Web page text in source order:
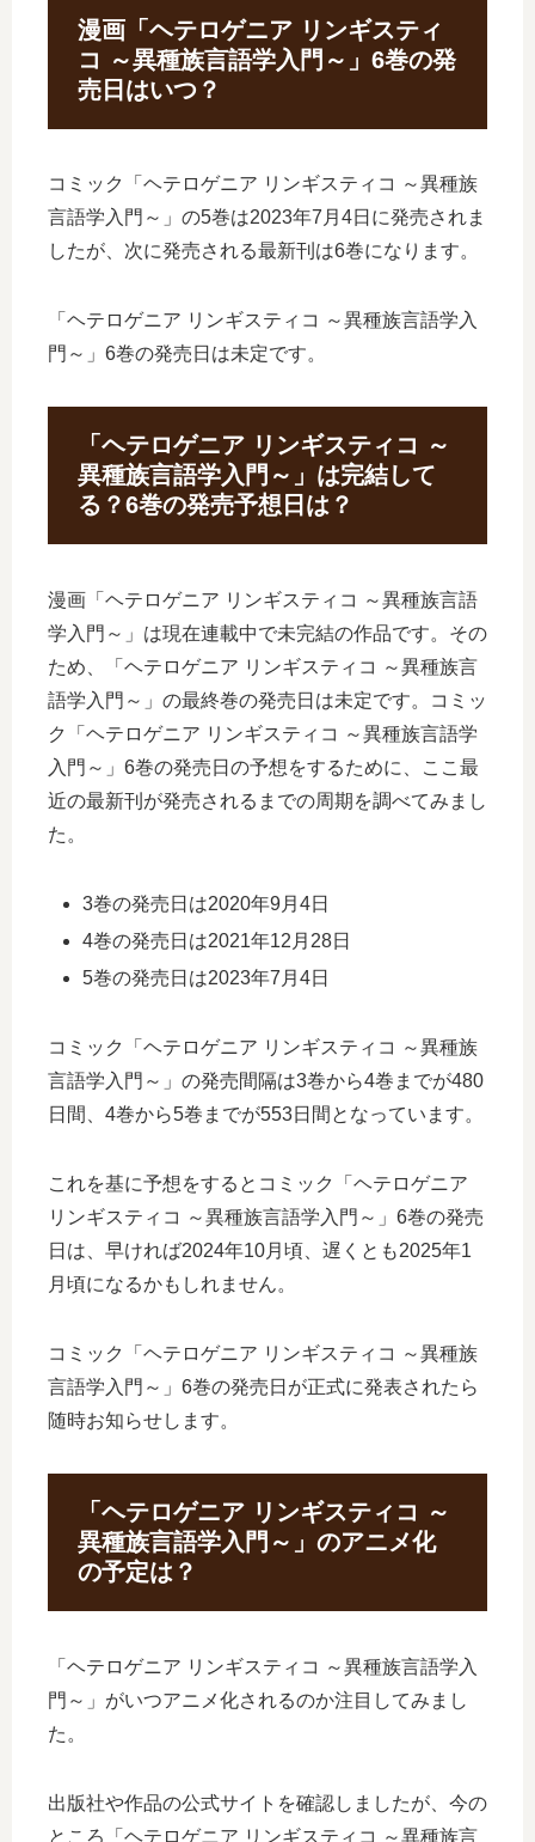
漫画「ヘテロゲニア リンギスティ
コ ～異種族言語学入門～」6巻の発
売日はいつ？
コミック「ヘテロゲニア リンギスティコ ～異種族
言語学入門～」の5巻は2023年7月4日に発売されま
したが、次に発売される最新刊は6巻になります。
「ヘテロゲニア リンギスティコ ～異種族言語学入
門～」6巻の発売日は未定です。
「ヘテロゲニア リンギスティコ ～
異種族言語学入門～」は完結して
る？6巻の発売予想日は？
漫画「ヘテロゲニア リンギスティコ ～異種族言語
学入門～」は現在連載中で未完結の作品です。その
ため、「ヘテロゲニア リンギスティコ ～異種族言
語学入門～」の最終巻の発売日は未定です。コミッ
ク「ヘテロゲニア リンギスティコ ～異種族言語学
入門～」6巻の発売日の予想をするために、ここ最
近の最新刊が発売されるまでの周期を調べてみまし
た。
3巻の発売日は2020年9月4日
4巻の発売日は2021年12月28日
5巻の発売日は2023年7月4日
コミック「ヘテロゲニア リンギスティコ ～異種族
言語学入門～」の発売間隔は3巻から4巻までが480
日間、4巻から5巻までが553日間となっています。
これを基に予想をするとコミック「ヘテロゲニア
リンギスティコ ～異種族言語学入門～」6巻の発売
日は、早ければ2024年10月頃、遅くとも2025年1
月頃になるかもしれません。
コミック「ヘテロゲニア リンギスティコ ～異種族
言語学入門～」6巻の発売日が正式に発表されたら
随時お知らせします。
「ヘテロゲニア リンギスティコ ～
異種族言語学入門～」のアニメ化
の予定は？
「ヘテロゲニア リンギスティコ ～異種族言語学入
門～」がいつアニメ化されるのか注目してみまし
た。
出版社や作品の公式サイトを確認しましたが、今の
ところ「ヘテロゲニア リンギスティコ ～異種族言